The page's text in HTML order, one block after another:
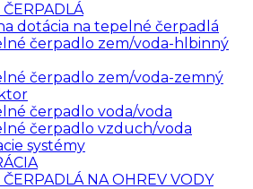
dotácia na tepelné čerpadlá
čerpadlo zem/voda-hlbinný
čerpadlo zem/voda-zemný
čerpadlo voda/voda
čerpadlo vzduch/voda
systémy
NA OHREV VODY